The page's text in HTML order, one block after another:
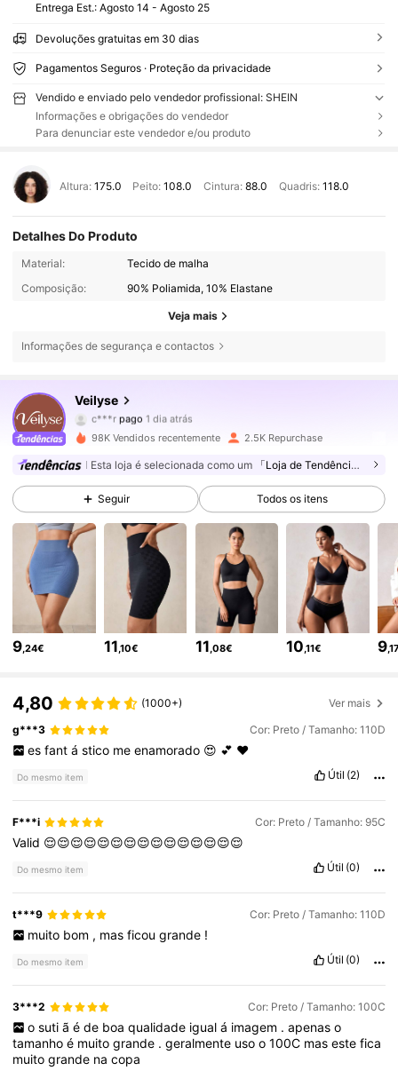
Entrega Est.: Agosto 14 - Agosto 25
Devoluções gratuitas em 30 dias
Pagamentos Seguros · Proteção da privacidade
Vendido e enviado pelo vendedor profissional: SHEIN
Informações e obrigações do vendedor
Para denunciar este vendedor e/ou produto
Altura: 175.0 Peito:108.0 Cintura: 88.0 Quadris: 118.0
Detalhes Do Produto
Material:
Tecido de malha
Composição:
90% Poliamida, 10% Elastane
Veja mais
Informações de segurança e contactos
Veilyse
4,63
7.5K Seguidores
c***r
1 dia atrás
seguiu
4,63 7.5K Seguidores
7.5K Seguidores
4,63 7.5K Seguidores
4,63 7.5K Seguidores
4,63 7.5K Seguidores
4,63 7.5K Seguidores
98K Vendidos recentemente 2.5K Repurchase
Esta loja é selecionada como um 「Loja de Tendências」
Seguir Todos os itens
9,24€ 11,10€ 11,08€ 10,11€ 9
4,80 (1000+) Ver mais
g***3 Cor: Preto / Tamanho: 110D
es fant á stico me enamorado 😍 💕 ❤️
Do mesmo item Útil (2)
F***i Cor: Preto / Tamanho: 95C
Valid 😌😌😌😌😌😌😌😌😌😌😌😌😌😌😌
Do mesmo item Útil (0)
t***9 Cor: Preto / Tamanho: 110D
muito bom , mas ficou grande !
Do mesmo item Útil (0)
3***2 Cor: Preto / Tamanho: 100C
o suti ã é de boa qualidade igual á imagem . apenas o
tamanhoé muitogrande .geralmente usoo100C masestefica
muitogrande nacopa